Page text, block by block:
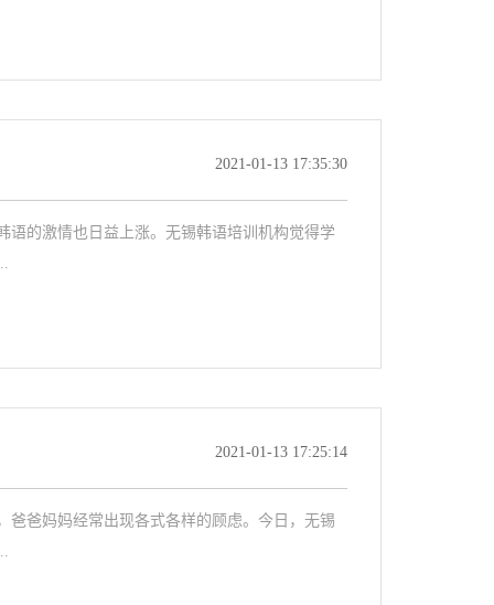
2021-01-13 17:35:30
语的激情也日益上涨。无锡韩语培训机构觉得学
2021-01-13 17:25:14
爸妈妈经常出现各式各样的顾虑。今日，无锡